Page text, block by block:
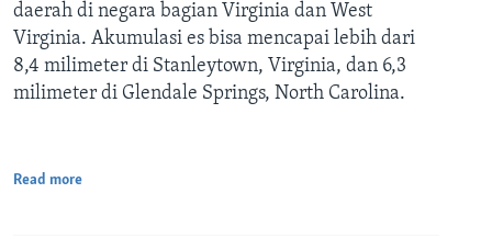
daerah di negara bagian Virginia dan West
Virginia. Akumulasi es bisa mencapai lebih dari
8,4 milimeter di Stanleytown, Virginia, dan 6,3
milimeter di Glendale Springs, North Carolina.
Read more